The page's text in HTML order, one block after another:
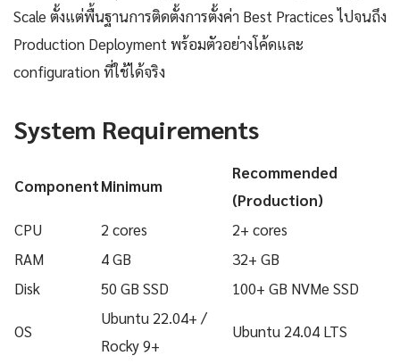
Scale ตั้งแต่พื้นฐานการติดตั้งการตั้งค่า Best Practices ไปจนถึง
Production Deployment พร้อมตัวอย่างโค้ดและ
configuration ที่ใช้ได้จริง
System Requirements
ComponentMinimum
Recommended
(Production)
CPU
2 cores
2+ cores
RAM
4 GB
32+ GB
Disk
50 GB SSD 100+ GB NVMe SSD
OS
Ubuntu 22.04+ /
Rocky 9+
Ubuntu 24.04 LTS